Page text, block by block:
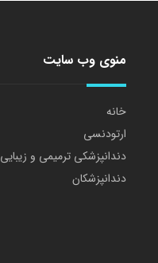
منوی وب سایت
خانه
ارتودنسی
دندانپزشکی ترمیمی و زیبایی
دندانپزشکان